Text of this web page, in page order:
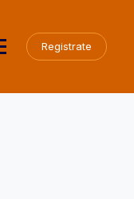
Registrate